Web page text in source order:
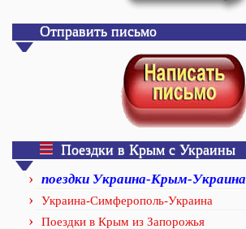
Отправить письмо
Поездки в Крым с Украины
поездки Украина-Крым-Украина
Украина-Симферополь-Украина
Поездки в Крым из Запорожья